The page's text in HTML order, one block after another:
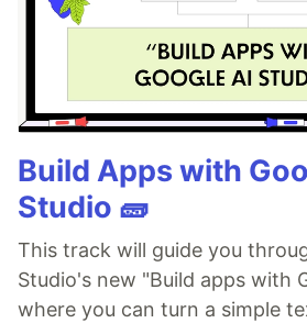
Build Apps with
Studio 🧱
This track will guide you
Studio's new "Build apps with
where you can turn a simple